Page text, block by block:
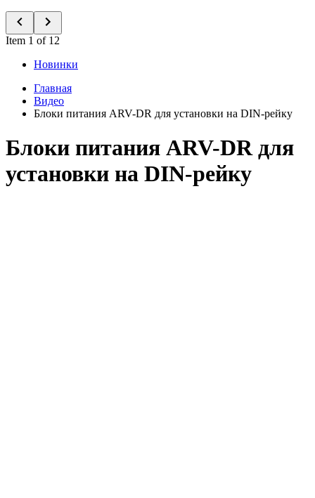
Item 1 of 12
Новинки
Главная
Видео
Блоки питания ARV-DR для установки на DIN-рейку
Блоки питания ARV-DR для
установки на DIN-рейку